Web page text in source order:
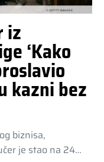
iz
‘Kako
kazni bez
biznisa,
je stao na 24…